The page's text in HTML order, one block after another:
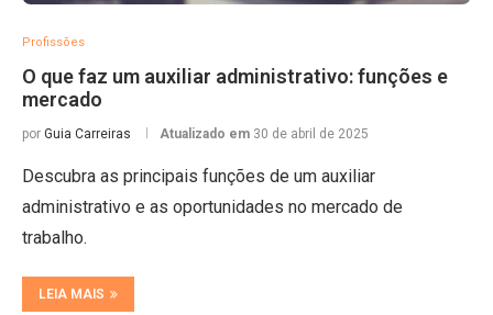
Profissões
O que faz um auxiliar administrativo: funções e
mercado
por Guia Carreiras Atualizado em 30 de abril de 2025
Descubra as principais funções de um auxiliar
administrativo e as oportunidades no mercado de
trabalho.
LEIA MAIS